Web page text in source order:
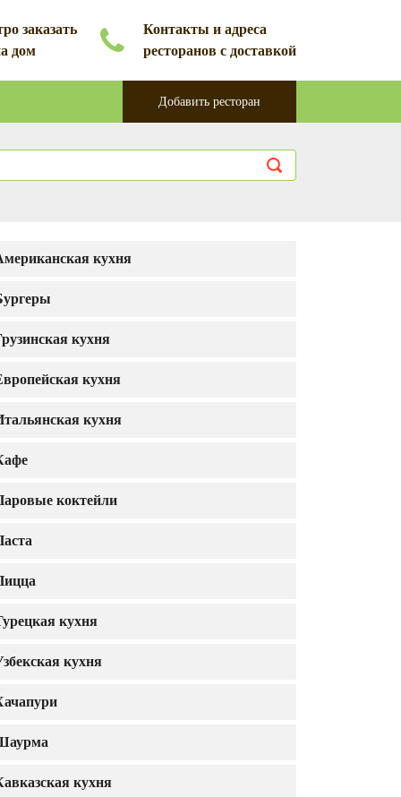
заказать
дом
Контакты и адреса
ресторанов с доставкой
Добавить ресторан
кухня
кухня
кухня
кухня
коктейли
кухня
кухня
кухня